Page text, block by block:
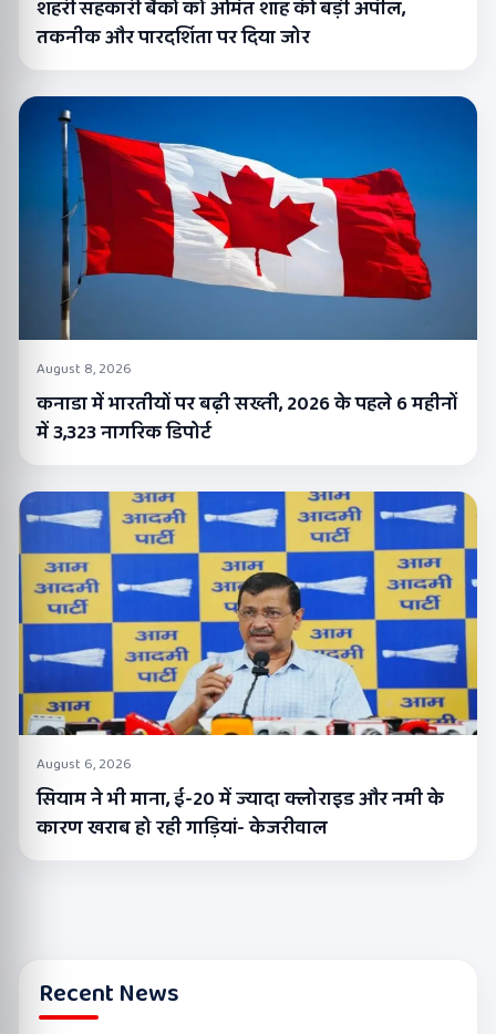
शहरी सहकारी बैंकों को अमित शाह की बड़ी अपील,
तकनीक और पारदर्शिता पर दिया जोर
August 8, 2026
कनाडा में भारतीयों पर बढ़ी सख्ती, 2026 के पहले 6 महीनों
में 3,323 नागरिक डिपोर्ट
August 6, 2026
सियाम ने भी माना, ई-20 में ज्यादा क्लोराइड और नमी के
कारण खराब हो रही गाड़ियां- केजरीवाल
Recent News